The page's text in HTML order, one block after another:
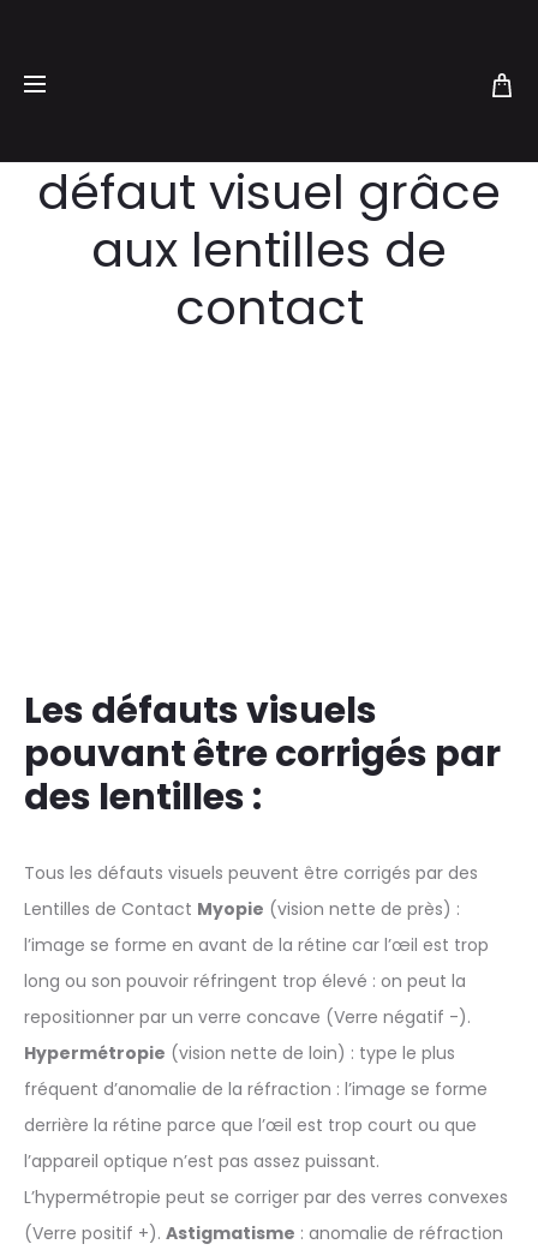
défaut visuel grâce
aux lentilles de
contact
Les défauts visuels
pouvant être corrigés par
des lentilles :
Tous les défauts visuels peuvent être corrigés par des
Lentilles de Contact Myopie (vision nette de près) :
l’image se forme en avant de la rétine car l’œil est trop
long ou son pouvoir réfringent trop élevé : on peut la
repositionner par un verre concave (Verre négatif -).
Hypermétropie (vision nette de loin) : type le plus
fréquent d’anomalie de la réfraction : l’image se forme
derrière la rétine parce que l’œil est trop court ou que
l’appareil optique n’est pas assez puissant.
L’hypermétropie peut se corriger par des verres convexes
(Verre positif +). Astigmatisme : anomalie de réfraction